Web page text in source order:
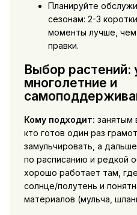
Планируйте
сезонам: 2-3
моменты лучше,
правки.
Выбор растений:
многолетние и
Кому подходит: занятым
кто готов один раз
замульчировать, а
по расписанию и редкой
хорошо работает там,
солнце/полутень и
материалов (мульча,